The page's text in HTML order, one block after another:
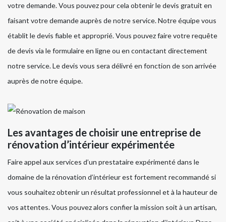
votre demande. Vous pouvez pour cela obtenir le devis gratuit en
faisant votre demande auprès de notre service. Notre équipe vous
établit le devis fiable et approprié. Vous pouvez faire votre requête
de devis via le formulaire en ligne ou en contactant directement
notre service. Le devis vous sera délivré en fonction de son arrivée
auprès de notre équipe.
Les avantages de choisir une entreprise de
rénovation d’intérieur expérimentée
Faire appel aux services d’un prestataire expérimenté dans le
domaine de la rénovation d’intérieur est fortement recommandé si
vous souhaitez obtenir un résultat professionnel et à la hauteur de
vos attentes. Vous pouvez alors confier la mission soit à un artisan,